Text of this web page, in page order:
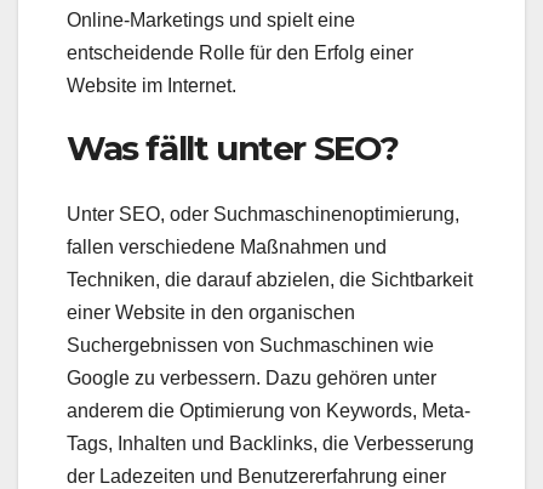
Online-Marketings und spielt eine
entscheidende Rolle für den Erfolg einer
Website im Internet.
Was fällt unter SEO?
Unter SEO, oder Suchmaschinenoptimierung,
fallen verschiedene Maßnahmen und
Techniken, die darauf abzielen, die Sichtbarkeit
einer Website in den organischen
Suchergebnissen von Suchmaschinen wie
Google zu verbessern. Dazu gehören unter
anderem die Optimierung von Keywords, Meta-
Tags, Inhalten und Backlinks, die Verbesserung
der Ladezeiten und Benutzererfahrung einer